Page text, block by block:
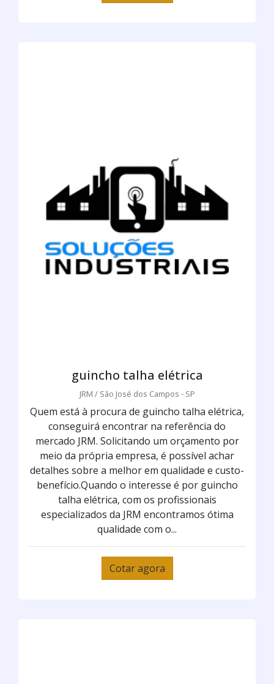
guincho talha elétrica
JRM / São José dos Campos - SP
Quem está à procura de guincho talha elétrica,
conseguirá encontrar na referência do
mercado JRM. Solicitando um orçamento por
meio da própria empresa, é possível achar
detalhes sobre a melhor em qualidade e custo-
benefício.Quando o interesse é por guincho
talha elétrica, com os profissionais
especializados da JRM encontramos ótima
qualidade com o...
Cotar agora